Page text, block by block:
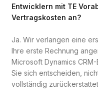
Entwicklern mit TE
Vertragskosten an?
Ja. Wir verlangen eine
Ihre erste Rechnung
Microsoft Dynamics
Sie sich entscheiden,
vollständig